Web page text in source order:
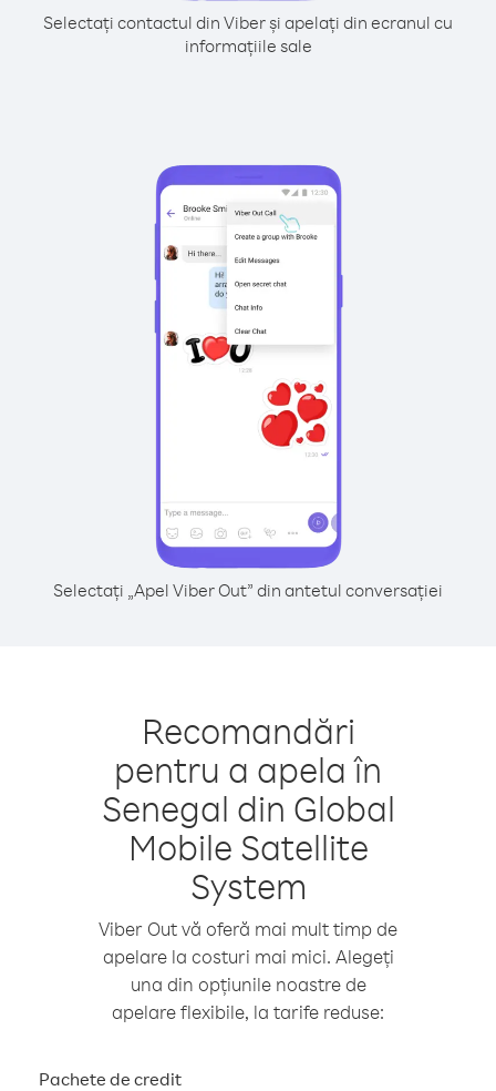
Selectați contactul din Viber și apelați din ecranul cu
informațiile sale
Selectați „Apel Viber Out” din antetul conversației
Recomandări
pentru a apela în
Senegal din Global
Mobile Satellite
System
Viber Out vă oferă mai mult timp de
apelare la costuri mai mici. Alegeți
una din opțiunile noastre de
apelare flexibile, la tarife reduse:
Pachete de credit